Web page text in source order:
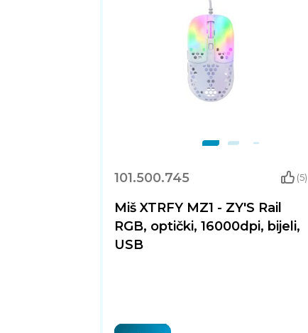
101.500.745 (5)
Miš XTRFY MZ1 - ZY'S Rail
RGB, optički, 16000dpi, bijeli,
USB